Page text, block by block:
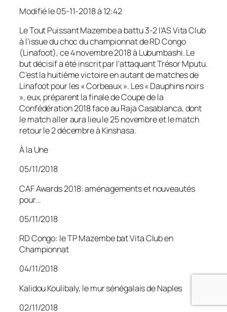
Modifié le 05-11-2018 à 12:42
Le Tout Puissant Mazembe a battu 3-2 l’AS Vita Club
à l’issue du choc du championnat de RD Congo
(Linafoot), ce 4 novembre 2018 à Lubumbashi. Le
but décisif a été inscrit par l’attaquant Trésor Mputu.
C’est la huitième victoire en autant de matches de
Linafoot pour les « Corbeaux ». Les « Dauphins noirs
», eux, préparent la finale de Coupe de la
Confédération 2018 face au Raja Casablanca, dont
le match aller aura lieu le 25 novembre et le match
retour le 2 décembre à Kinshasa.
À la Une
05/11/2018
CAF Awards 2018: aménagements et nouveautés
pour…
05/11/2018
RD Congo: le TP Mazembe bat Vita Club en
Championnat
04/11/2018
Kalidou Koulibaly, le mur sénégalais de Naples
02/11/2018